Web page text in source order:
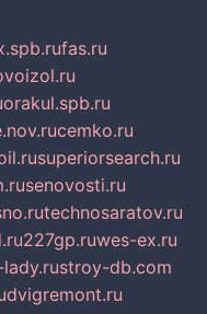
fas.ru
orakul.spb.ru
cemko.ru
superiorsearch.ru
senovosti.ru
technosaratov.ru
227gp.ruwes-ex.ru
stroy-db.com
dvigremont.ru